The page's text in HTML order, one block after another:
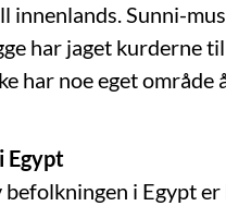
innenlands. Sunni-
har jaget kurderne
har noe eget
Egypt
i Egypt